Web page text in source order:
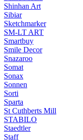
Shinhan Art
Sibiar
Sketchmarker
SM-LT ART
Smartbuy
Smile Decor
Snazaroo
Somat
Sonax
Sonnen
Sorti
Sparta
St Cuthberts Mill
STABILO
Staedtler
Staff